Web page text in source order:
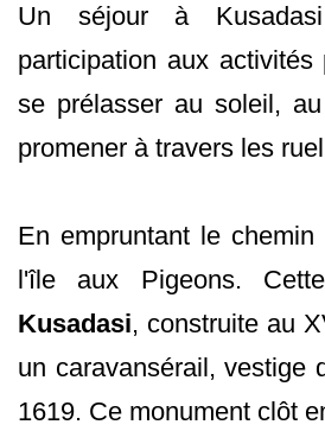
Un séjour à
participation aux
se prélasser au soleil,
promener à travers les
En empruntant le
l'île aux Pigeons.
Kusadasi, construite au
un caravansérail, vestige
1619. Ce monument clôt